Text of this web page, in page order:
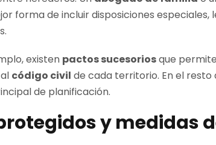
forma de incluir disposiciones especiales,
existen pactos sucesoriosque
código civil de cada territorio. En el
de planificación.
y medidas